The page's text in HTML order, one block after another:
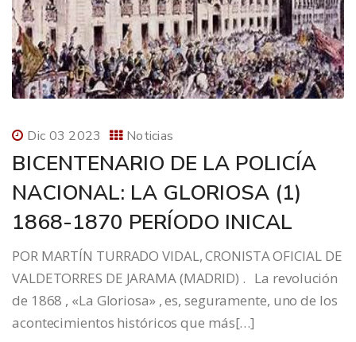
Dic 03 2023 Noticias
BICENTENARIO DE LA POLICÍA
NACIONAL: LA GLORIOSA (1)
1868-1870 PERÍODO INICAL
POR MARTÍN TURRADO VIDAL, CRONISTA OFICIAL DE
VALDETORRES DE JARAMA (MADRID) . La revolución
de 1868 , «La Gloriosa» , es, seguramente, uno de los
acontecimientos históricos que más[…]